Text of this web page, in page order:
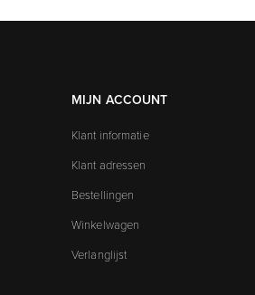
MIJN ACCOUNT
Klant informatie
Klant adressen
Bestellingen
Winkelwagen
Verlanglijst